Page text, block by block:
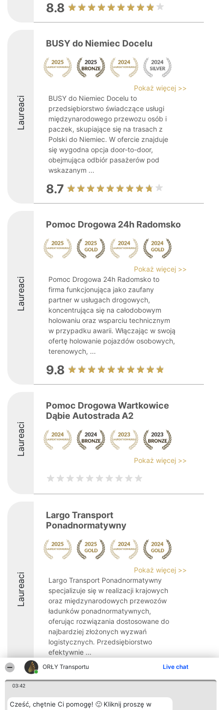
ORŁY Transportu Live chat
03:42
Cześć, chętnie Ci pomogę! 🙂 Kliknij proszę w
8.8
Laureaci
BUSY do Niemiec Docelu
Pokaż więcej >>
BUSY do Niemiec Docelu to
przedsiębiorstwo świadczące usługi
międzynarodowego przewozu osób i
paczek, skupiające się na trasach z
Polski do Niemiec. W ofercie znajduje
się wygodna opcja door-to-door,
obejmująca odbiór pasażerów pod
wskazanym ...
8.7
Laureaci
Pomoc Drogowa 24h Radomsko
Pokaż więcej >>
Pomoc Drogowa 24h Radomsko to
firma funkcjonująca jako zaufany
partner w usługach drogowych,
koncentrująca się na całodobowym
holowaniu oraz wsparciu technicznym
w przypadku awarii. Włączając w swoją
ofertę holowanie pojazdów osobowych,
terenowych, ...
9.8
Laureaci
Pomoc Drogowa Wartkowice
Dąbie Autostrada A2
Pokaż więcej >>
Laureaci
Largo Transport
Ponadnormatywny
Pokaż więcej >>
Largo Transport Ponadnormatywny
specjalizuje się w realizacji krajowych
oraz międzynarodowych przewozów
ładunków ponadnormatywnych,
oferując rozwiązania dostosowane do
najbardziej złożonych wyzwań
logistycznych. Przedsiębiorstwo
efektywnie ...
9
Organizator plebiscytu Plebiscyt Kontakt